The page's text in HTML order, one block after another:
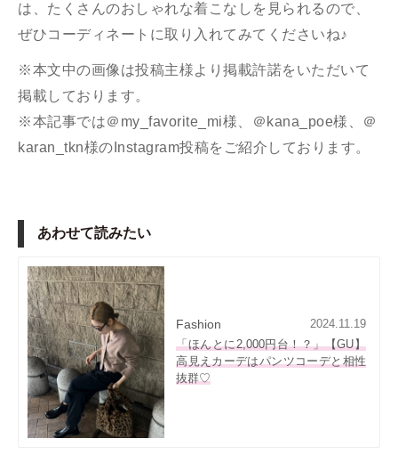
は、たくさんのおしゃれな着こなしを見られるので、
ぜひコーディネートに取り入れてみてくださいね♪
※本文中の画像は投稿主様より掲載許諾をいただいて
掲載しております。
※本記事では＠my_favorite_mi様、＠kana_poe様、＠
karan_tkn様のInstagram投稿をご紹介しております。
あわせて読みたい
Fashion
2024.11.19
「ほんとに2,000円台！？」【GU】
高見えカーデはパンツコーデと相性
抜群♡